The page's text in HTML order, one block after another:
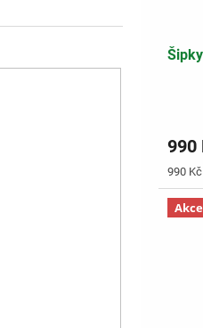
990
Měrná
cena:
990
Akce